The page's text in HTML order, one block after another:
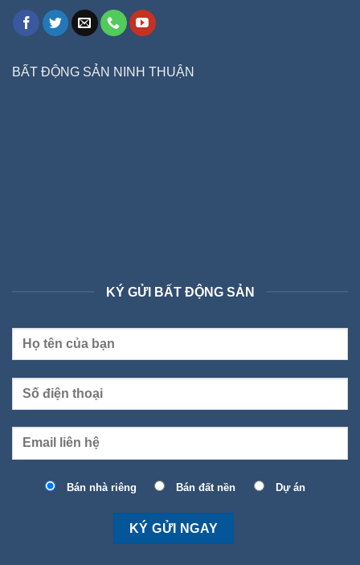
BẤT ĐỘNG SẢN NINH THUẬN
KÝ GỬI BẤT ĐỘNG SẢN
Bán nhà riêng Bán đất nền Dự án